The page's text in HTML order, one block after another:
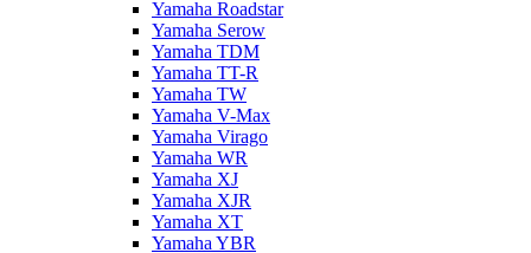
Yamaha Roadstar
Yamaha Serow
Yamaha TDM
Yamaha TT-R
Yamaha TW
Yamaha V-Max
Yamaha Virago
Yamaha WR
Yamaha XJ
Yamaha XJR
Yamaha XT
Yamaha YBR